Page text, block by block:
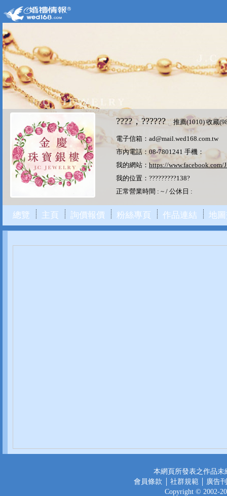
????，?????? 推薦(1010) 收藏
電子信箱：ad@mail.wed168.com.tw
市內電話：08-7801241 手機：
我的網站： https://www.facebook.com/
我的位置：?????????138?
正常營業時間 : ~ / 公休日 :
總覽 主頁 詢價報價 粉絲專頁 作品連結 地
本網頁所發表之作品
會員條款
社群規範
廣告
Copyright © 2002-